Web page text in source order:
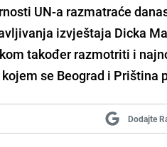
UN-a razmatraće
izvještaja Dicka
također razmotriti i
kojem se Beograd i
Dodajte